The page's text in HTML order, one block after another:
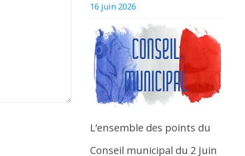
16 juin 2026
L’ensemble des points du
Conseil municipal du 2 Juin